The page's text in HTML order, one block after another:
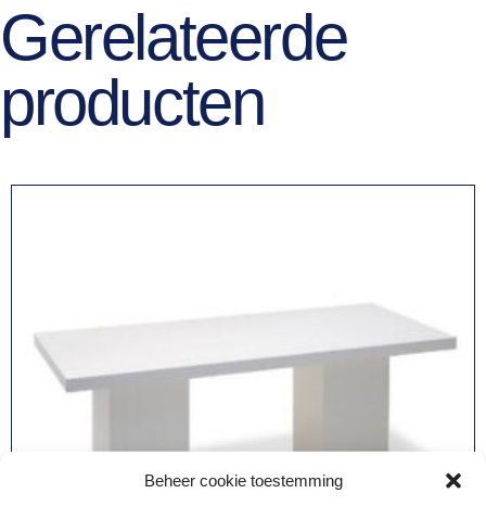
Beheer cookie toestemming
Gerelateerde
producten